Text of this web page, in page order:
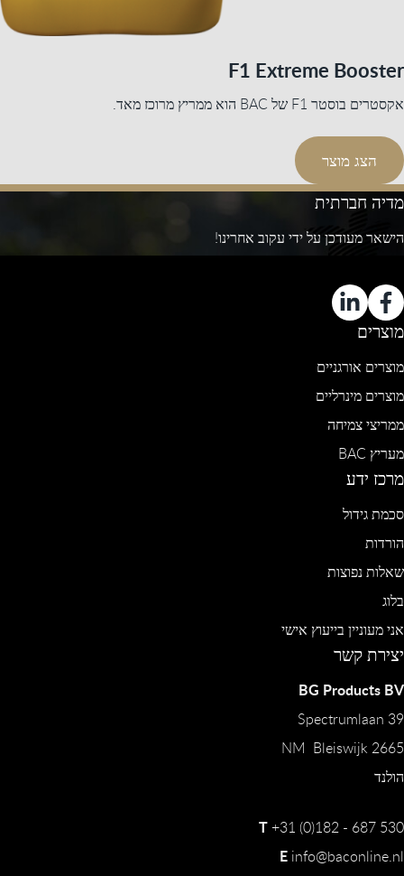
F1 Extreme Booster
אקסטרים בוסטר F1 של BAC הוא ממריץ מרוכז מאד.
הצג מוצר
מדיה חברתית
הישאר מעודכן על ידי עקוב אחרינו!
מוצרים
מוצרים אורגניים
מוצרים מינרליים
ממריצי צמיחה
מעריץ BAC
מרכז ידע
סכמת גידול
הורדות
שאלות נפוצות
בלוג
אני מעוניין בייעוץ אישי
יצירת קשר
BG Products BV
Spectrumlaan 39
2665 NM Bleiswijk
הולנד
T+31 (0)182 - 687 530
E info@baconline.nl